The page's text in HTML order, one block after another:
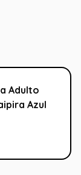
Adulto
Azul